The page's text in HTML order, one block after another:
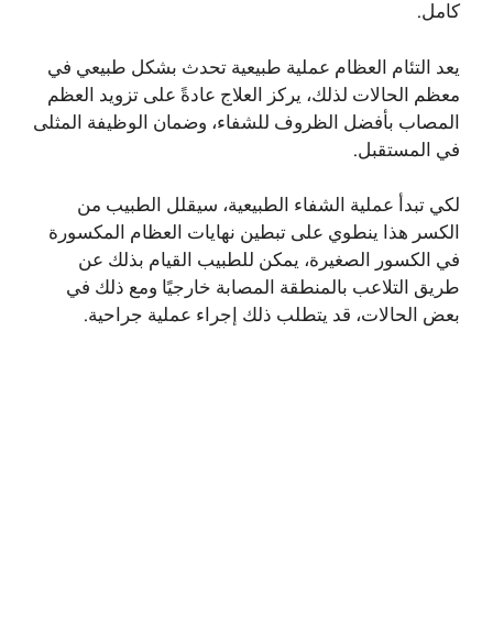
كامل.
يعد التئام العظام عملية طبيعية تحدث بشكل طبيعي في
معظم الحالات لذلك، يركز العلاج عادةً على تزويد العظم
المصاب بأفضل الظروف للشفاء، وضمان الوظيفة المثلى
في المستقبل.
لكي تبدأ عملية الشفاء الطبيعية، سيقلل الطبيب من
الكسر هذا ينطوي على تبطين نهايات العظام المكسورة
في الكسور الصغيرة، يمكن للطبيب القيام بذلك عن
طريق التلاعب بالمنطقة المصابة خارجيًا ومع ذلك في
بعض الحالات، قد يتطلب ذلك إجراء عملية جراحية.